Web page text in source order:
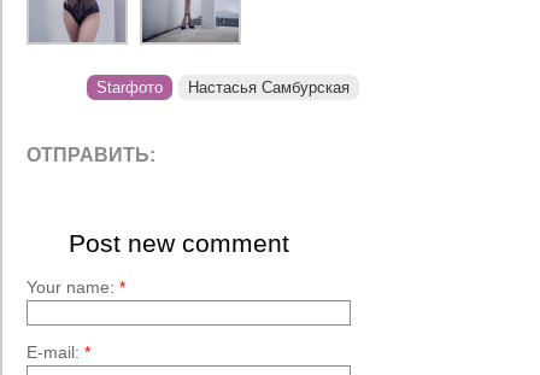
Starфото Настасья Самбурская
ОТПРАВИТЬ:
Post new comment
Your name: *
E-mail: *